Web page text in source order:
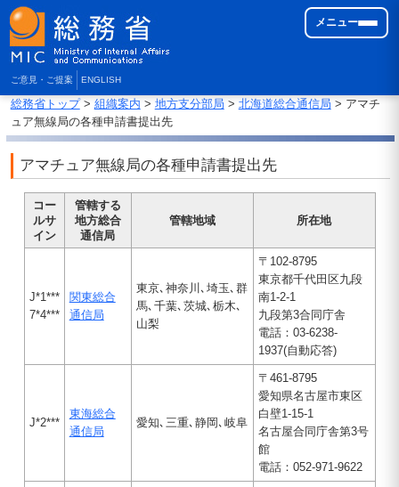
ご意見・ご提案 ENGLISH
メニュー
総務省トップ> 組織案内 > 地方支分部局 > 北海道総合通信局 > アマチ
ュア無線局の各種申請書提出先
アマチュア無線局の各種申請書提出先
コー
ルサ
イン
管轄する
地方総合
通信局
管轄地域 所在地
J*1***
7*4***
関東総合
通信局
東京､神奈川､埼玉､群
馬､千葉､茨城､栃木､
山梨
〒102-8795
東京都千代田区九段
南1-2-1
九段第3合同庁舎
電話：03-6238-
1937(自動応答)
J*2***
東海総合
通信局
愛知､三重､静岡､岐阜
〒461-8795
愛知県名古屋市東区
白壁1-15-1
名古屋合同庁舎第3号
館
電話：052-971-9622